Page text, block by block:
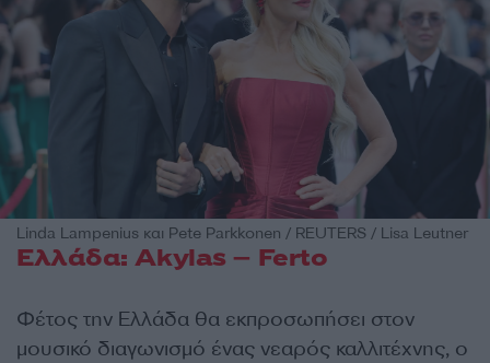
Linda Lampenius και Pete Parkkonen / REUTERS / Lisa Leutner
Ελλάδα: Akylas – Ferto
Φέτος την Ελλάδα θα εκπροσωπήσει στον
μουσικό διαγωνισμό ένας νεαρός καλλιτέχνης, ο